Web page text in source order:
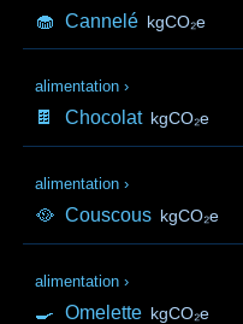
🧁 Cannelé kgCO₂e
alimentation ›
🍫 Chocolat kgCO₂e
alimentation ›
🥘 Couscous kgCO₂e
alimentation ›
🍳 Omelette kgCO₂e